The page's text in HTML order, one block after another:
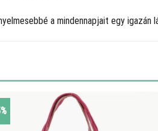
a mindennapjait egy igazán